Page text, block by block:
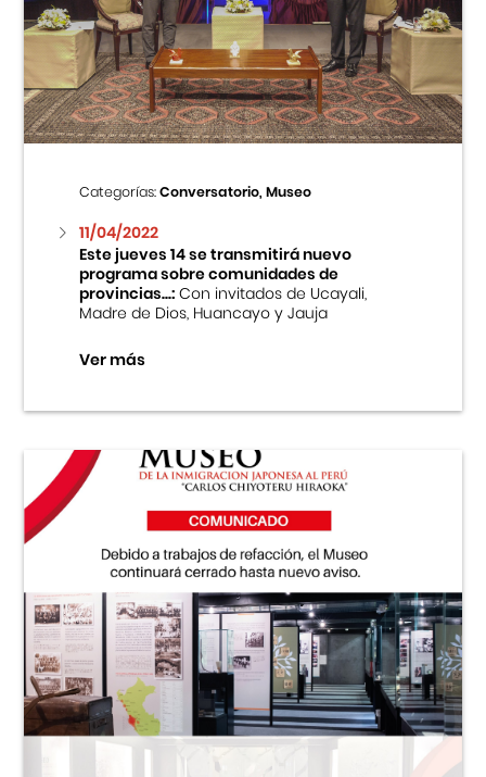
Categorías:Conversatorio, Museo
11/04/2022
Este jueves 14 se transmitirá nuevo
programa sobre comunidades de
provincias...:Con invitados de Ucayali,
Madre de Dios, Huancayo y Jauja
Ver más